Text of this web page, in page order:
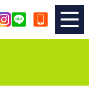
メーカー別査定フォーム